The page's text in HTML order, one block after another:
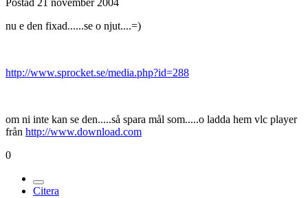
Postad 21 november 2004
nu e den fixad......se o njut....=)
http://www.sprocket.se/media.php?id=288
om ni inte kan se den.....så spara mål som.....o ladda hem vlc player
från http://www.download.com
0
Citera